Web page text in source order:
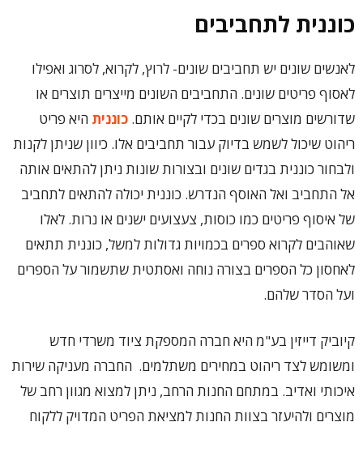
כוננית לתחביבים
לאנשים שונים יש תחביבים שונים- לרוץ, לקרוא, לסרוג ואפילו
לאסוף פריטים שונים. התחביבים השונים מייצרים תוצרים או
שדורשים מוצרים שונים בכדי לקיים אותם. כוננית היא פריט
ריהוט שיכול לשמש בדיוק עבור תחביבים אלו. כיוון שניתן לקנות
ולבחור כוננית בגדים שונים ובצורות שונות ניתן להתאים אותה
אל התחביב ואל האוסף הנדרש. כוננית יכולה להתאים לתחביב
של איסוף פריטים כמו כוסות, צעצועים ישנים או נרות. לאלו
שאוהבים לקרוא ספרים בכמויות גדולות למשל, כוננית תתאים
לאחסון כל הספרים בצורה נוחה ואסתטית שתשמור על הספרים
ועל הסדר שלהם.
קיוביק דייזין בע"מ היא חברה המספקת ציוד משרדי חדש
ומשומש לצד ריהוט במחירים משתלמים. החברה מעניקה שירות
איכותי ואדיב. במתחם החנות הרחב, ניתן למצוא מגוון רחב של
מוצרים ולהיעזר בצוות החנות למציאת הפריט המדויק ללקוח